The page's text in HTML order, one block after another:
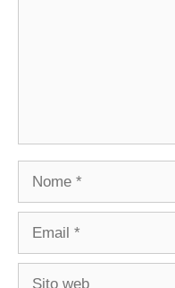
Nome
Email
Sito